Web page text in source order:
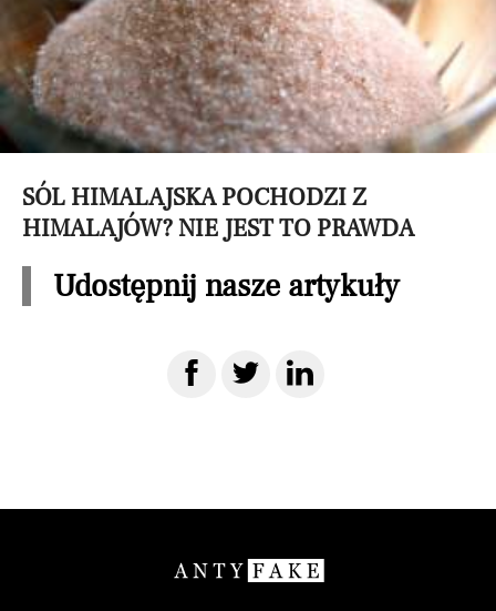
SÓL HIMALAJSKA POCHODZI Z
HIMALAJÓW? NIE JEST TO PRAWDA
Udostępnij nasze artykuły